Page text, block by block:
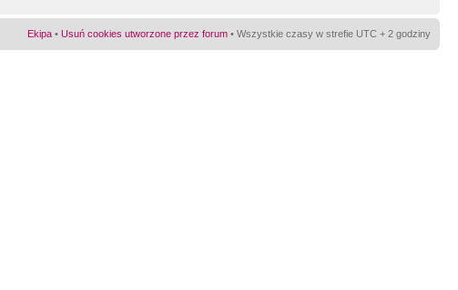
Ekipa • Usuń cookies utworzone przez forum • Wszystkie czasy w strefie UTC + 2 godziny